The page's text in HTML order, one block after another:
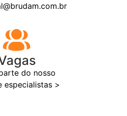
do nosso
especialistas >